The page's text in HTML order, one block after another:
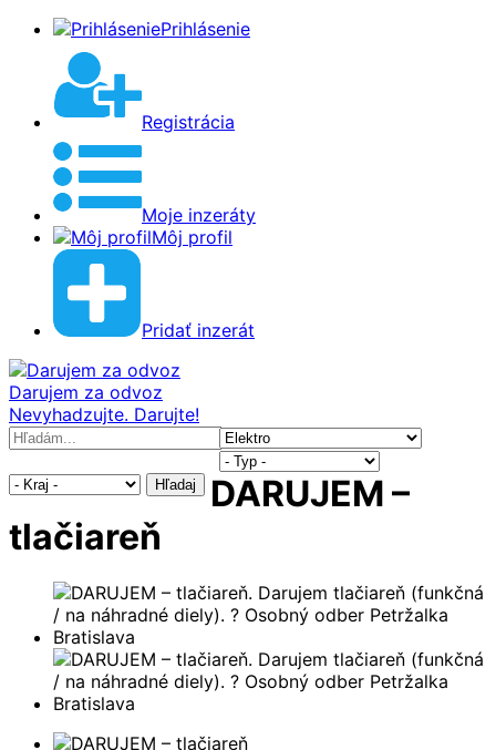
Prihlásenie
Registrácia
Moje inzeráty
Môj profil
Pridať inzerát
Darujem za odvoz
Nevyhadzujte. Darujte!
Hľadaj
DARUJEM –
tlačiareň